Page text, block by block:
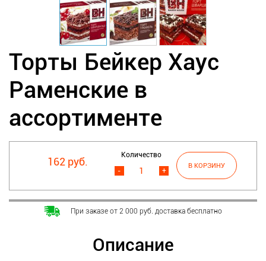
Торты Бейкер Хаус
Раменские в
ассортименте
162 руб.
Количество
+
-
При заказе от 2 000 руб. доставка бесплатно
Описание